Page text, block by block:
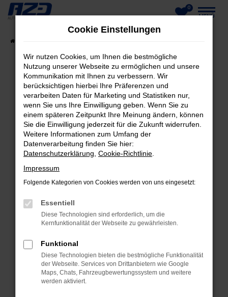
Zum
springen
0
MENÜ
FEHLER: NETWORK ERROR
Beim Laden ist ein Fehler aufgetreten.
Hier sind ein paar Tipps, die dir helfen können:
Überprüfe deine Firewall und deine
Internetverbindung.
Laden andere Webseiten, zum Beispiel deine
Suchmaschine?
Manche Erweiterungen, wie Werbeblocker,
können das Laden bestimmter Seiten
verhindern. Funktioniert die Seite in einem
anderen Browser oder in einem privaten
Fenster?
Starte dein Gerät neu.
Das kann manchmal helfen, vorübergehende
Cookie Einstellungen
Wir nutzen Cookies, um Ihnen die bestmögliche
Nutzung unserer Webseite zu ermöglichen und unsere
Kommunikation mit Ihnen zu verbessern. Wir
berücksichtigen hierbei Ihre Präferenzen und
verarbeiten Daten für Marketing und Statistiken nur,
wenn Sie uns Ihre Einwilligung geben. Wenn Sie zu
einem späteren Zeitpunkt Ihre Meinung ändern, können
Sie die Einwilligung jederzeit für die Zukunft widerrufen.
Weitere Informationen zum Umfang der
Datenverarbeitung finden Sie hier:
Datenschutzerklärung Cookie-Richtlinie
Impressum
Folgende Kategorien von Cookies werden von uns eingesetzt:
Essentiell
Diese Technologien sind erforderlich, um die
Kernfunktionalität der Webseite zu gewährleisten.
Funktional
Diese Technologien bieten die bestmögliche Funktionalität
der Webseite. Services von Drittanbietern wie Google
Maps, Chats, Fahrzeugbewertungssystem und weitere
werden aktiviert.